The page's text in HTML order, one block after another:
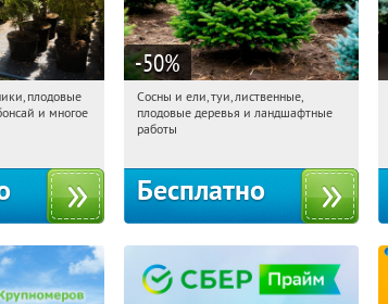
Получили:28
17
плодовые
и многое
-50%
12:49:47 Получили:
Московская обл., г. Химки,
Сосны и ели, туи, лиственные,
плодовые деревья и ландшафтные
работы
Бесплатно